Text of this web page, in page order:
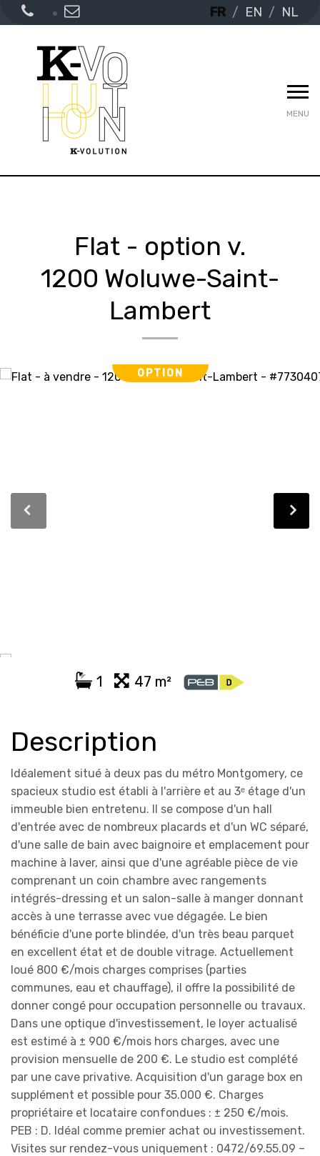
FR EN NL
MENU
Flat - option v.
1200 Woluwe-Saint-
Lambert
OPTION
1 47 m²
Description
Idéalement situé à deux pas du métro Montgomery, ce
spacieux studio est établi à l'arrière et au 3ᵉ étage d'un
immeuble bien entretenu. Il se compose d'un hall
d'entrée avec de nombreux placards et d'un WC séparé,
d'une salle de bain avec baignoire et emplacement pour
machine à laver, ainsi que d'une agréable pièce de vie
comprenant un coin chambre avec rangements
intégrés-dressing et un salon-salle à manger donnant
accès à une terrasse avec vue dégagée. Le bien
bénéficie d'une porte blindée, d'un très beau parquet
en excellent état et de double vitrage. Actuellement
loué 800 €/mois charges comprises (parties
communes, eau et chauffage), il offre la possibilité de
donner congé pour occupation personnelle ou travaux.
Dans une optique d'investissement, le loyer actualisé
est estimé à ± 900 €/mois hors charges, avec une
provision mensuelle de 200 €. Le studio est complété
par une cave privative. Acquisition d'un garage box en
supplément et possible pour 35.000 €. Charges
propriétaire et locataire confondues : ± 250 €/mois.
PEB : D. Idéal comme premier achat ou investissement.
Visites sur rendez-vous uniquement : 0472/69.55.09 –